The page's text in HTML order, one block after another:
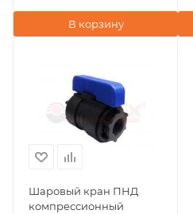
В корзину
Шаровый кран ПНД
компрессионный